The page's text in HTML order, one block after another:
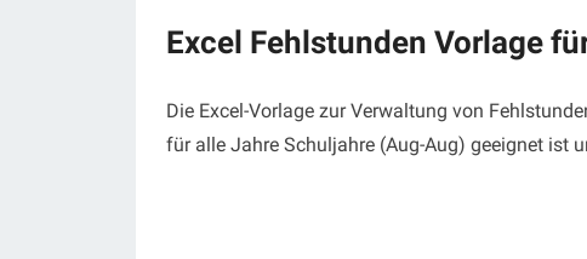
Excel Fehlstunden Vorlage
Die Excel-Vorlage zur Verwaltung von
für alle Jahre Schuljahre (Aug-Aug) geeignet ist